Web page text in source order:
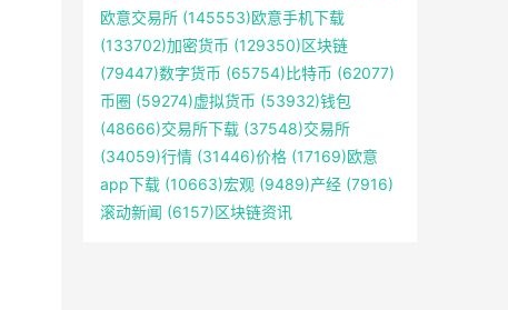
欧意交易所 (145553)欧意手机下载
(133702)加密货币 (129350)区块链
(79447)数字货币 (65754)比特币 (62077)
币圈 (59274)虚拟货币 (53932)钱包
(48666)交易所下载 (37548)交易所
(34059)行情 (31446)价格 (17169)欧意
app下载 (10663)宏观 (9489)产经 (7916)
滚动新闻 (6157)区块链资讯